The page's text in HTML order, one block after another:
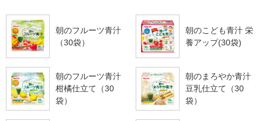
朝のフルーツ青汁
（30袋）
朝のこども青汁 栄
養アップ(30袋)
朝のフルーツ青汁
柑橘仕立て（30
袋）
朝のまろやか青汁
豆乳仕立て（30
袋）